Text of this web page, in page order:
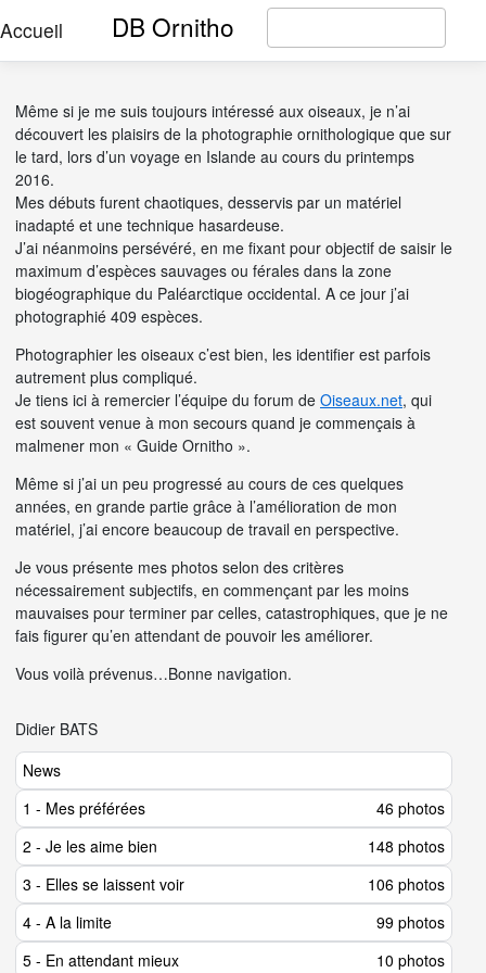
Accueil DB Ornitho
Même si je me suis toujours intéressé aux oiseaux, je n’ai
découvert les plaisirs de la photographie ornithologique que sur
le tard, lors d’un voyage en Islande au cours du printemps
2016.
Mes débuts furent chaotiques, desservis par un matériel
inadapté et une technique hasardeuse.
J’ai néanmoins persévéré, en me fixant pour objectif de saisir le
maximum d’espèces sauvages ou férales dans la zone
biogéographique du Paléarctique occidental. A ce jour j’ai
photographié 409 espèces.
Photographier les oiseaux c’est bien, les identifier est parfois
autrement plus compliqué.
Je tiens ici à remercier l’équipe du forum de Oiseaux.net, qui
est souvent venue à mon secours quand je commençais à
malmener mon « Guide Ornitho ».
Même si j’ai un peu progressé au cours de ces quelques
années, en grande partie grâce à l’amélioration de mon
matériel, j’ai encore beaucoup de travail en perspective.
Je vous présente mes photos selon des critères
nécessairement subjectifs, en commençant par les moins
mauvaises pour terminer par celles, catastrophiques, que je ne
fais figurer qu’en attendant de pouvoir les améliorer.
Vous voilà prévenus…Bonne navigation.
Didier BATS
News
1 - Mes préférées
46 photos
2 - Je les aime bien
148 photos
3 - Elles se laissent voir
106 photos
4 - A la limite
99 photos
5 - En attendant mieux
10 photos